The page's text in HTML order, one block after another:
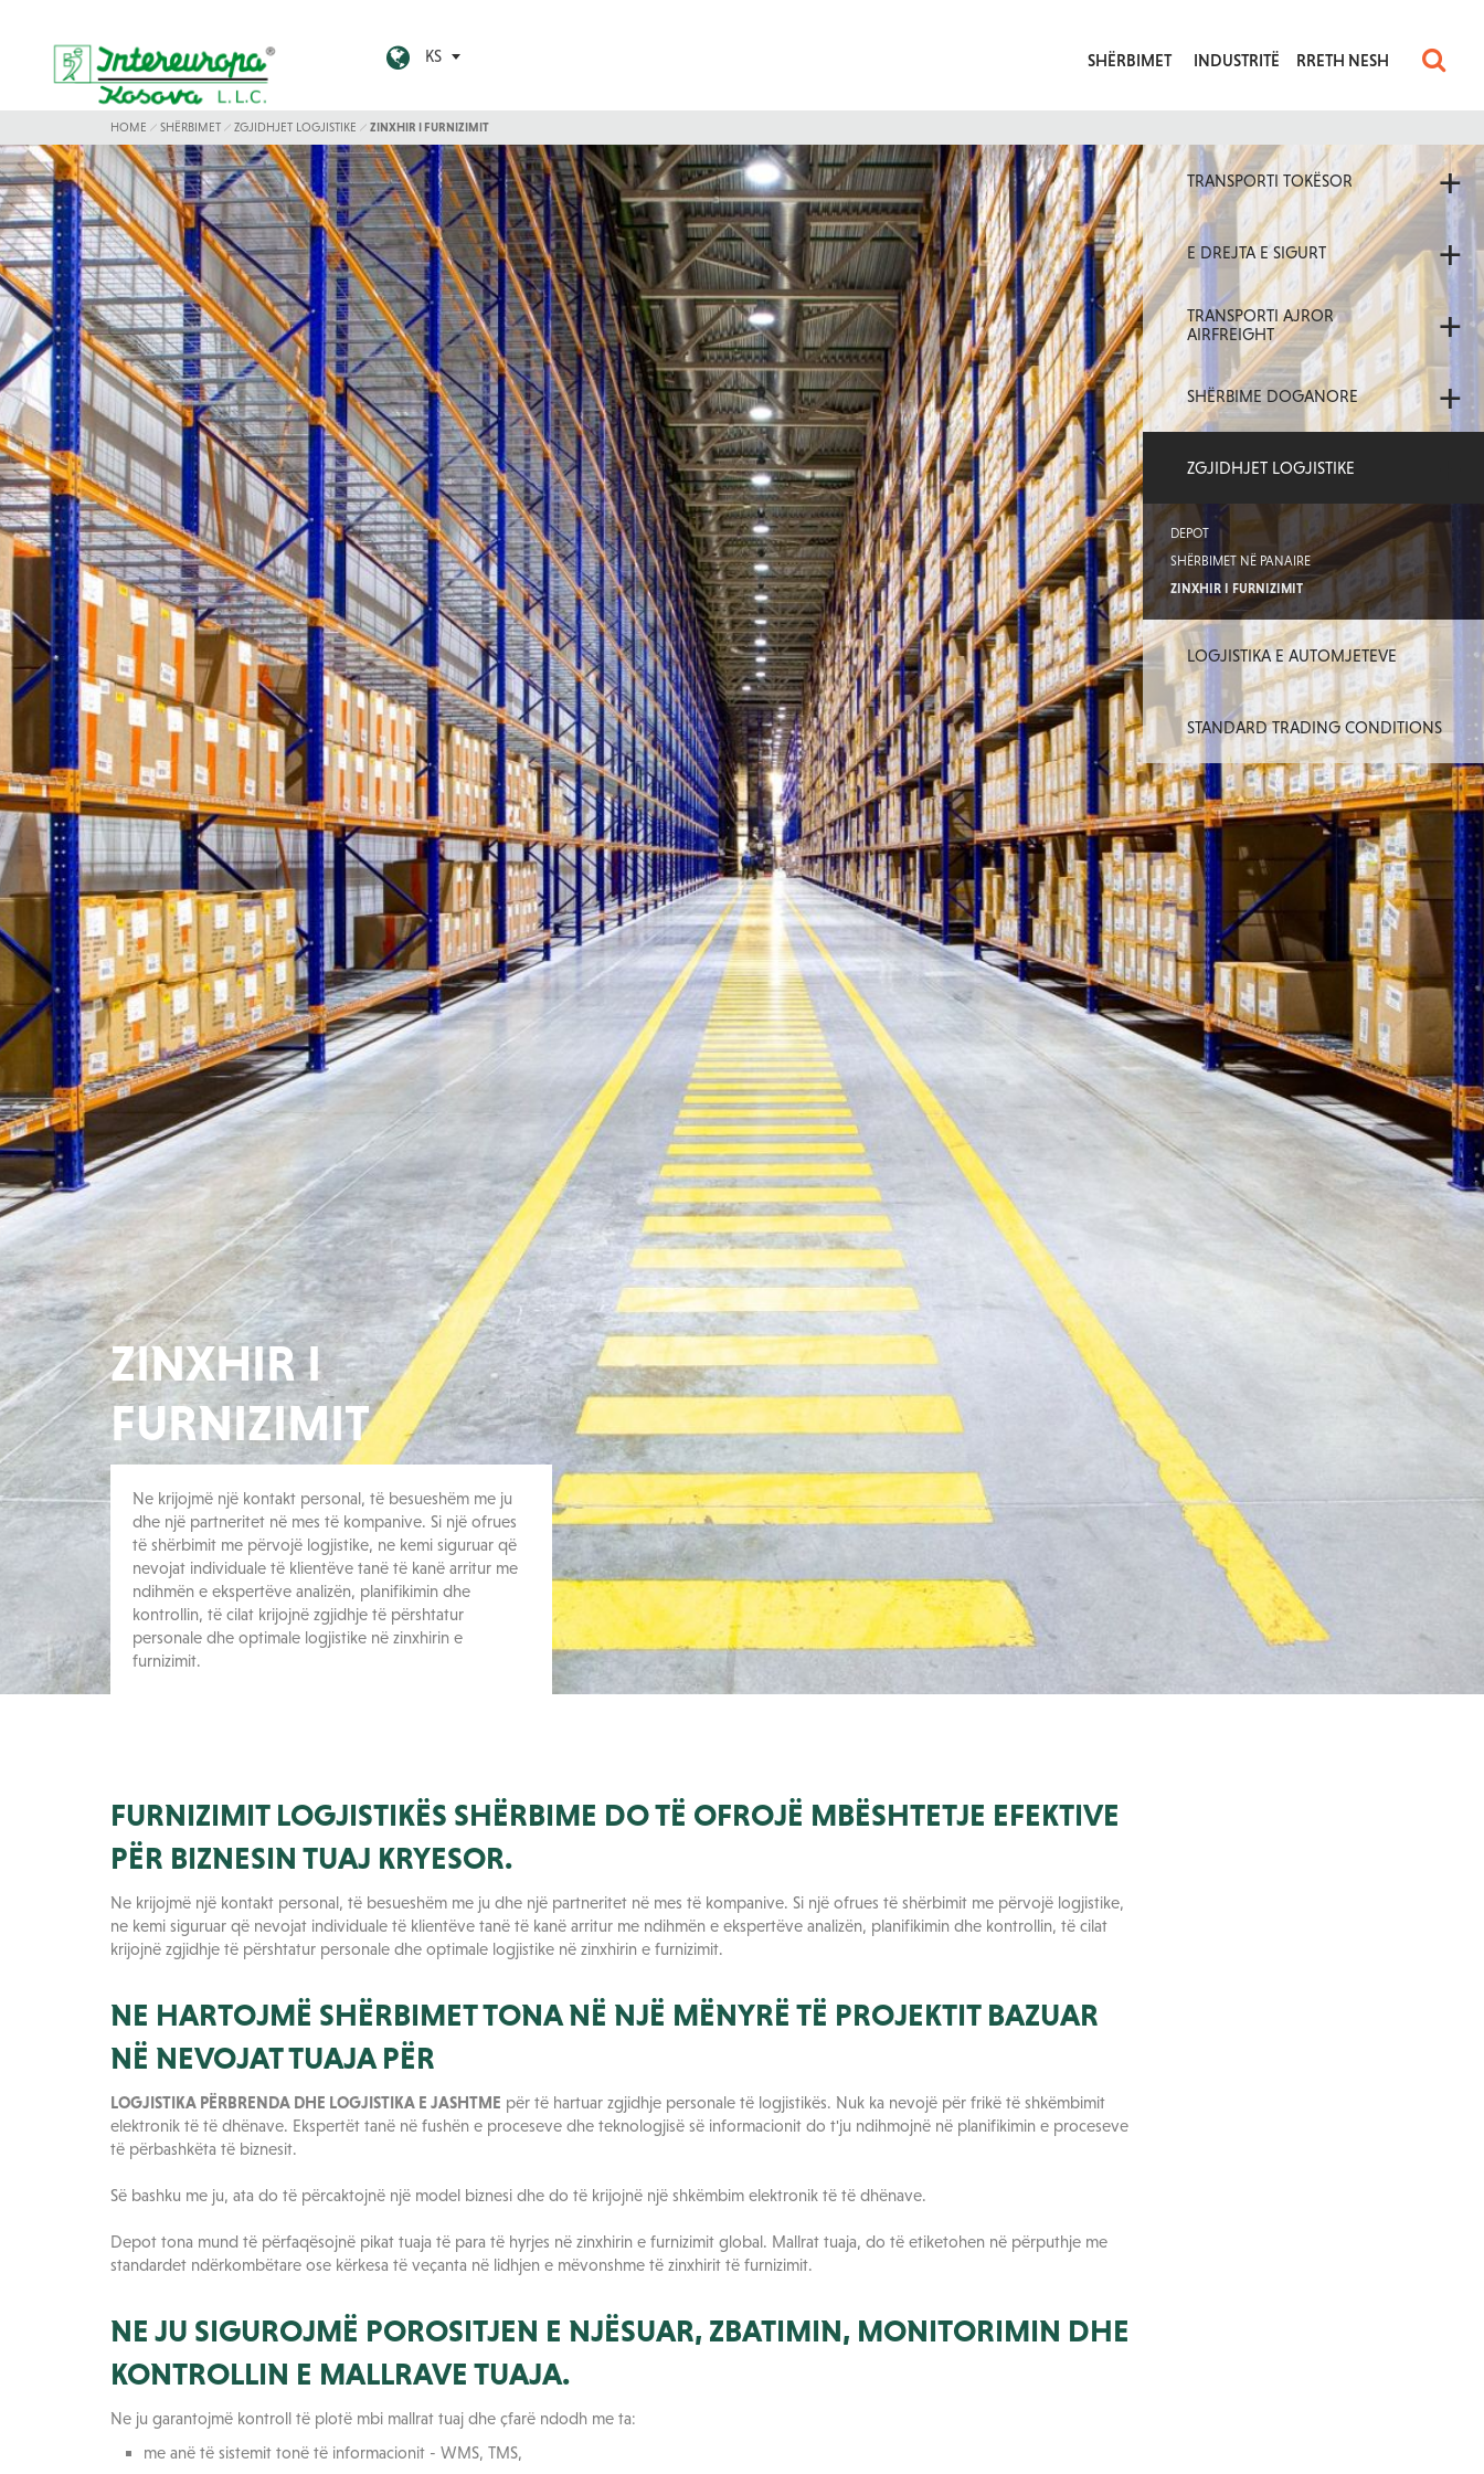
KS SHËRBIMET INDUSTRITË RRETH NESH
HOME SHËRBIMET ZGJIDHJET LOGJISTIKE ZINXHIR I FURNIZIMIT
TRANSPORTI TOKËSOR +
E DREJTA E SIGURT +
TRANSPORTI AJROR
AIRFREIGHT
+
SHËRBIME DOGANORE +
ZGJIDHJET LOGJISTIKE
DEPOT
SHËRBIMET NË PANAIRE
ZINXHIR I FURNIZIMIT
LOGJISTIKA E AUTOMJETEVE
STANDARD TRADING CONDITIONS
ZINXHIR I
FURNIZIMIT
Ne krijojmë një kontakt personal, të besueshëm me ju
dhe një partneritet në mes të kompanive. Si një ofrues
të shërbimit me përvojë logjistike, ne kemi siguruar që
nevojat individuale të klientëve tanë të kanë arritur me
ndihmën e ekspertëve analizën, planifikimin dhe
kontrollin, të cilat krijojnë zgjidhje të përshtatur
personale dhe optimale logjistike në zinxhirin e
furnizimit.
FURNIZIMIT LOGJISTIKËS SHËRBIME DO TË OFROJË MBËSHTETJE EFEKTIVE
PËR BIZNESIN TUAJ KRYESOR.
Ne krijojmë një kontakt personal, të besueshëm me ju dhe një partneritet në mes të kompanive. Si një ofrues të shërbimit me përvojë logjistike,
ne kemi siguruar që nevojat individuale të klientëve tanë të kanë arritur me ndihmën e ekspertëve analizën, planifikimin dhe kontrollin, të cilat
krijojnë zgjidhje të përshtatur personale dhe optimale logjistike në zinxhirin e furnizimit.
NE HARTOJMË SHËRBIMET TONA NË NJË MËNYRË TË PROJEKTIT BAZUAR
NË NEVOJAT TUAJA PËR
LOGJISTIKA PËRBRENDA DHE LOGJISTIKA E JASHTME për të hartuar zgjidhje personale të logjistikës. Nuk ka nevojë për frikë të shkëmbimit
elektronik të të dhënave. Ekspertët tanë në fushën e proceseve dhe teknologjisë së informacionit do t'ju ndihmojnë në planifikimin e proceseve
të përbashkëta të biznesit.
Së bashku me ju, ata do të përcaktojnë një model biznesi dhe do të krijojnë një shkëmbim elektronik të të dhënave.
Depot tona mund të përfaqësojnë pikat tuaja të para të hyrjes në zinxhirin e furnizimit global. Mallrat tuaja, do të etiketohen në përputhje me
standardet ndërkombëtare ose kërkesa të veçanta në lidhjen e mëvonshme të zinxhirit të furnizimit.
NE JU SIGUROJMË POROSITJEN E NJËSUAR, ZBATIMIN, MONITORIMIN DHE
KONTROLLIN E MALLRAVE TUAJA.
Ne ju garantojmë kontroll të plotë mbi mallrat tuaj dhe çfarë ndodh me ta:
me anë të sistemit tonë të informacionit - WMS, TMS,